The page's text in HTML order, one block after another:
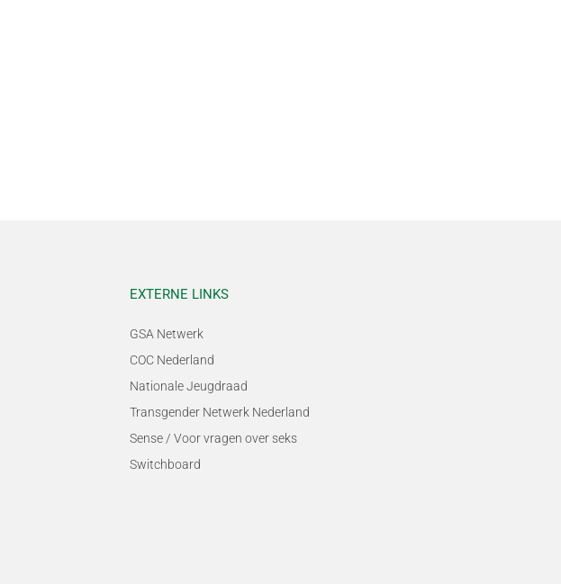
EXTERNE LINKS
GSA Netwerk
COC Nederland
Nationale Jeugdraad
Transgender Netwerk Nederland
Sense / Voor vragen over seks
Switchboard